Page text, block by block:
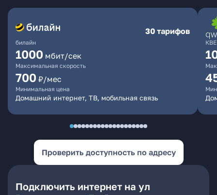
билайн
30 тарифов
1000 мбит/сек
Максимальная скорость
700 ₽/мес
Минимальная цена
Домашний интернет, ТВ, мобильная связь
Проверить доступность по адресу
Подключить интернет на ул